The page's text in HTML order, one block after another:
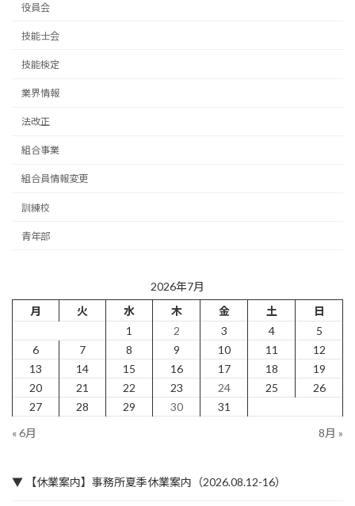
役員会
技能士会
技能検定
業界情報
法改正
組合事業
組合員情報変更
訓練校
青年部
2026年7月
月
火 水 木 金 土
日
1
2 3 4
5
6
7 8 9 10 11
12
13
14 15 16 17 18
19
20
21 22 23 24 25
26
27
28 29 30
31
« 6月
8月 »
▼ 【休業案内】事務所夏季休業案内（2026.08.12-16）